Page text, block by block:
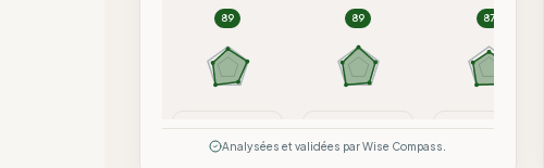
89 89 87
Analysées et validées par Wise Compass.